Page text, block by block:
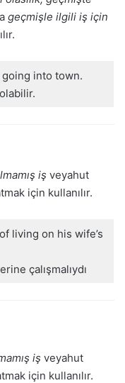
geçmişle ilgili iş için
into town.
iş veyahut
için kullanılır.
living on his wife’s
çalışmalıydı
iş veyahut
için kullanılır.